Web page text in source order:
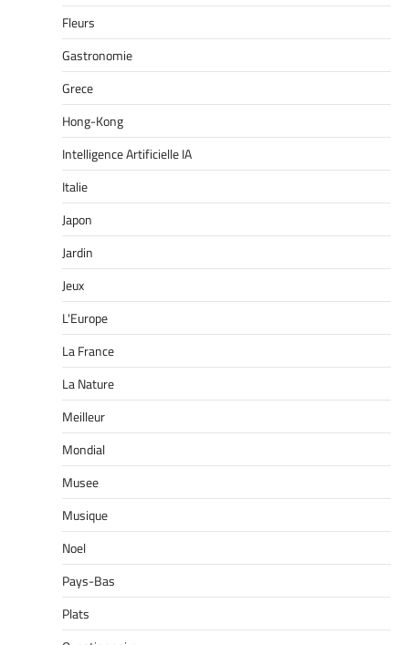
Fleurs
Gastronomie
Grece
Hong-Kong
Intelligence Artificielle IA
Italie
Japon
Jardin
Jeux
L'Europe
La France
La Nature
Meilleur
Mondial
Musee
Musique
Noel
Pays-Bas
Plats